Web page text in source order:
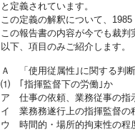
と定義されています。
この定義の解釈について、
この報告書の内容が今でも裁判
以下、項目のみご紹介します。
Ａ 「使用従属性｣に関する判
⑴ ｢指揮監督下の労働｣か
ア 仕事の依頼、業務従事の指
イ 業務務遂行上の指揮監督の
ウ 時間的・場所的拘束性の程